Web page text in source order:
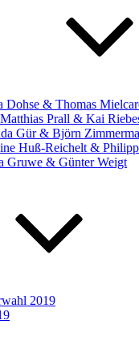
Dohse & Thomas
Prall & Kai
Gür & Björn
Huß-Reichelt &
Gruwe & Günter Weigt
2019